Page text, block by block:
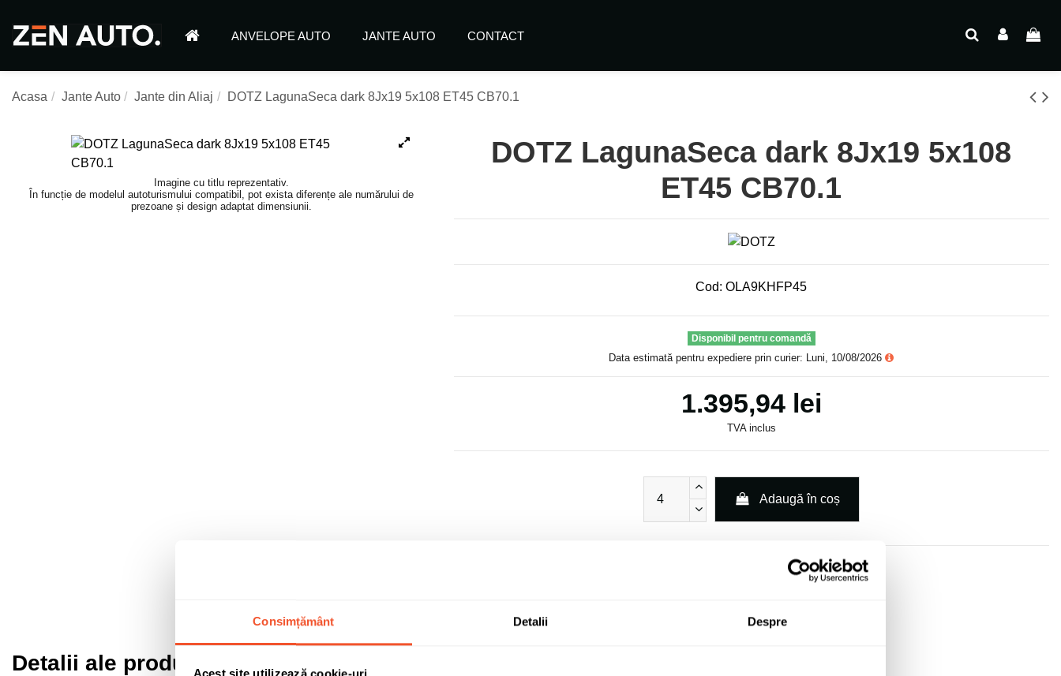
Consimțământ Detalii Despre
Acest site utilizează cookie-uri
ANVELOPE AUTO JANTE AUTO CONTACT
Acasa Jante Auto Jante din Aliaj DOTZ LagunaSeca dark 8Jx19 5x108 ET45 CB70.1
Imagine cu titlu reprezentativ.
În funcție de modelul autoturismului compatibil, pot exista diferențe ale numărului de
prezoane și design adaptat dimensiunii.
DOTZ LagunaSeca dark 8Jx19 5x108
ET45 CB70.1
Cod: OLA9KHFP45
Disponibil pentru comandă
Data estimată pentru expediere prin curier: Luni, 10/08/2026
1.395,94 lei
TVA inclus
Adaugă în coș
Solicită informații
Detalii ale produsului